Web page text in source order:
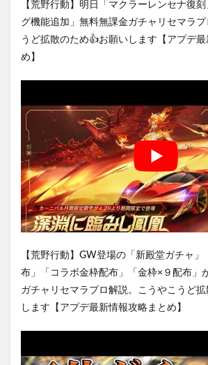
【荒野行動】明日「マクラーレンセナ復
グ機能追加」無料無課金ガチャリセマラプ
うど拡散のため👍お願いします【アプデ最
め】
【荒野行動】GW登場の「新殿堂ガチャ
布」「コラボ金枠配布」「金枠×９配布」
ガチャリセマラプロ解説。こうやこうど
します【アプデ最新情報攻略まとめ】